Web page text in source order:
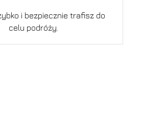
i bezpiecznie trafisz do
celu podróży.